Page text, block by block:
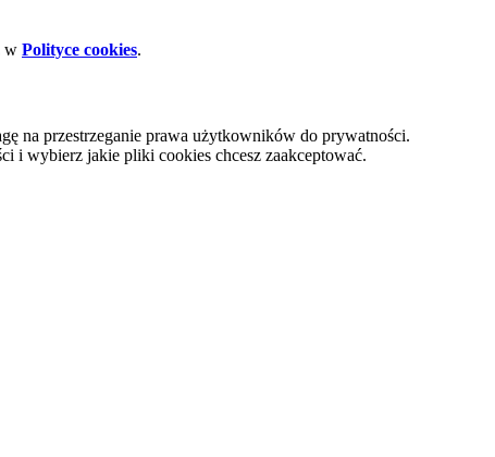
w Polityce cookies.
na przestrzeganie prawa użytkowników do prywatności.
i wybierz jakie pliki cookies chcesz zaakceptować.